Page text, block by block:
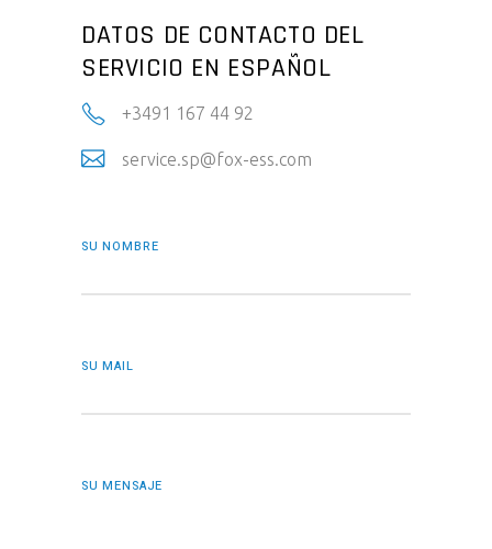
DATOS DE CONTACTO DEL
SERVICIO EN ESPAÑOL
+3491 167 44 92
service.sp@fox-ess.com
SU NOMBRE
SU MAIL
SU MENSAJE